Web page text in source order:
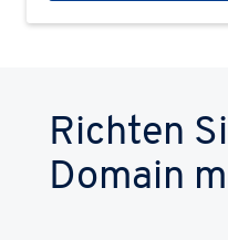
Richten
Domain